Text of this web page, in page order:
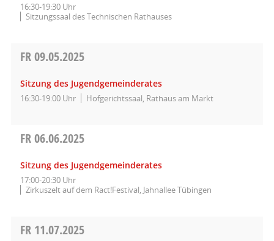
16:30-19:30 Uhr
Sitzungssaal des Technischen Rathauses
FR09.05.2025
Sitzung des Jugendgemeinderates
16:30-19:00 Uhr Hofgerichtssaal, Rathaus am Markt
FR06.06.2025
Sitzung des Jugendgemeinderates
17:00-20:30 Uhr
Zirkuszelt auf dem Ract!Festival, Jahnallee Tübingen
FR 11.07.2025